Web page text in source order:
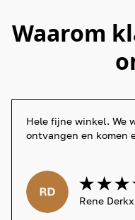
Waarom
Hele fijne winkel. We
ontvangen en komen
Rene Derkx